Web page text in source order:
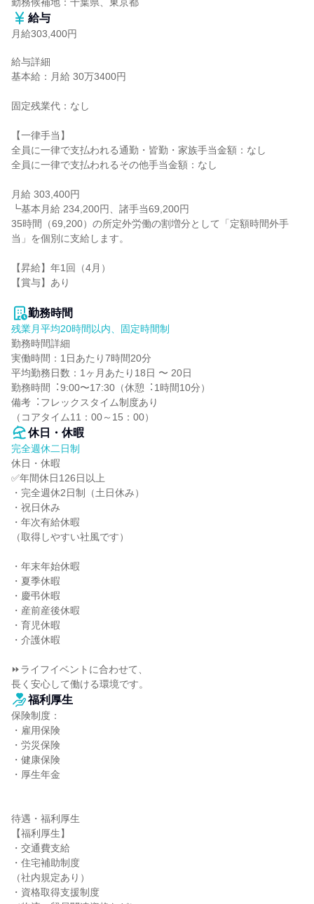
給与
月給303,400円
給与詳細
基本給：月給 30万3400円
固定残業代：なし
【一律手当】
全員に一律で支払われる通勤・皆勤・家族手当金額：なし
全員に一律で支払われるその他手当金額：なし
月給 303,400円
┗基本月給 234,200円、諸手当69,200円
35時間（69,200）の所定外労働の割増分として「定額時間外手
当」を個別に支給します。
【昇給】年1回（4月）
【賞与】あり
勤務時間
残業月平均20時間以内、固定時間制
勤務時間詳細
実働時間：1日あたり7時間20分
平均勤務日数：1ヶ月あたり18日 〜 20日
勤務時間︓9:00〜17:30（休憩︓1時間10分）
備考︓フレックスタイム制度あり
（コアタイム11：00～15：00）
休日・休暇
完全週休二日制
休日・休暇
✅年間休日126日以上
・完全週休2日制（土日休み）
・祝日休み
・年次有給休暇
（取得しやすい社風です）
・年末年始休暇
・夏季休暇
・慶弔休暇
・産前産後休暇
・育児休暇
・介護休暇
⏩ライフイベントに合わせて、
長く安心して働ける環境です。
福利厚生
保険制度：
・雇用保険
・労災保険
・健康保険
・厚生年金
待遇・福利厚生
【福利厚生】
・交通費支給
・住宅補助制度
（社内規定あり）
・資格取得支援制度